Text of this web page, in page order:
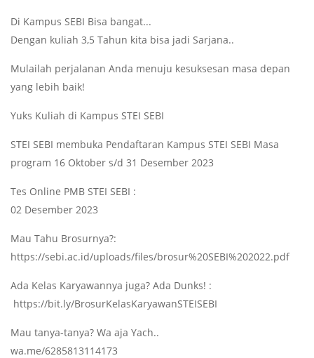
Di Kampus SEBI Bisa bangat...
Dengan kuliah 3,5 Tahun kita bisa jadi Sarjana..
Mulailah perjalanan Anda menuju kesuksesan masa depan
yang lebih baik!
Yuks Kuliah di Kampus STEI SEBI
STEI SEBI membuka Pendaftaran Kampus STEI SEBI Masa
program 16 Oktober s/d 31 Desember 2023
Tes Online PMB STEI SEBI :
02 Desember 2023
Mau Tahu Brosurnya?:
https://sebi.ac.id/uploads/files/brosur%20SEBI%202022.pdf
Ada Kelas Karyawannya juga? Ada Dunks! :
https://bit.ly/BrosurKelasKaryawanSTEISEBI
Mau tanya-tanya? Wa aja Yach..
wa.me/6285813114173